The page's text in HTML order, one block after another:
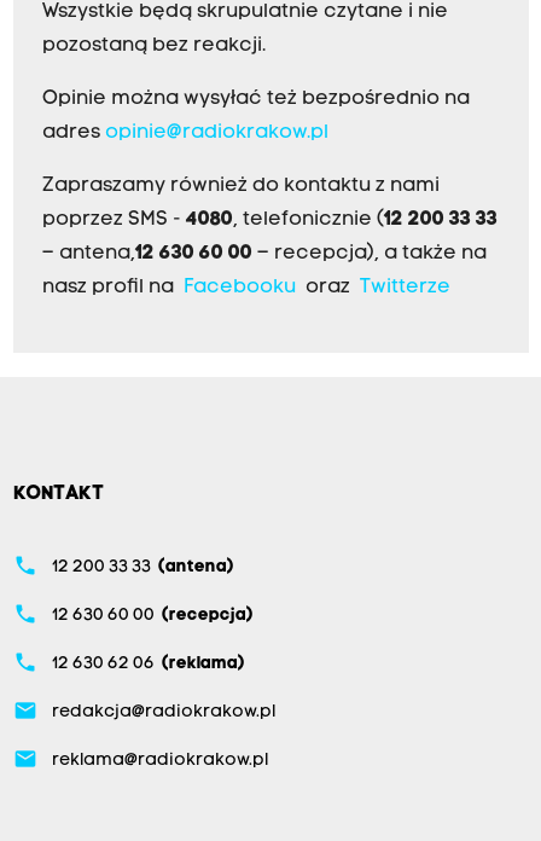
Wszystkie będą skrupulatnie czytane i nie
pozostaną bez reakcji.
Opinie można wysyłać też bezpośrednio na
adres opinie@radiokrakow.pl
Zapraszamy również do kontaktu z nami
poprzez SMS - 4080, telefonicznie (12 200 33 33
– antena,12 630 60 00 – recepcja), a także na
nasz profil na
Facebookuoraz Twitterze
KONTAKT
phone 12 200 33 33 (antena)
phone 12 630 60 00 (recepcja)
phone 12 630 62 06 (reklama)
email redakcja@radiokrakow.pl
email reklama@radiokrakow.pl